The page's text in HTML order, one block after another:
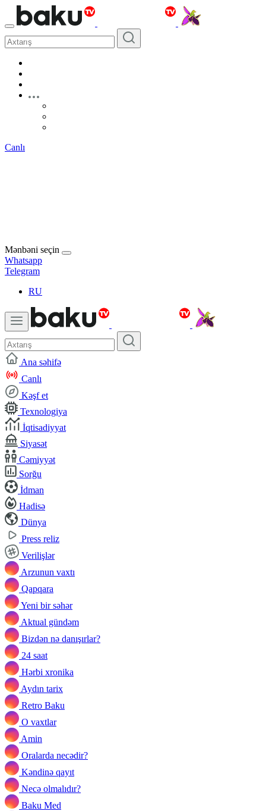
Canlı
Mənbəni seçin
Whatsapp
Telegram
RU
Ana səhifə
Canlı
Kəşf et
Texnologiya
İqtisadiyyat
Siyasət
Cəmiyyət
Sorğu
İdman
Hadisə
Dünya
Press reliz
Verilişlər
Arzunun vaxtı
Qapqara
Yeni bir səhər
Aktual gündəm
Bizdən nə danışırlar?
24 saat
Hərbi xronika
Aydın tarix
Retro Baku
O vaxtlar
Amin
Oralarda necədir?
Kəndinə qayıt
Necə olmalıdır?
Baku Med